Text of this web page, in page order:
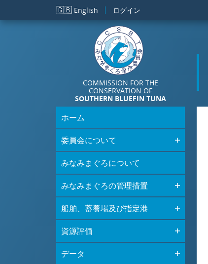
メインコンテンツに移動
🇬🇧 English ログイン
COMMISSION FOR THE
CONSERVATION OF
SOUTHERN BLUEFIN TUNA
ホーム
委員会について
みなみまぐろについて
みなみまぐろの管理措置
船舶、蓄養場及び指定港
資源評価
データ